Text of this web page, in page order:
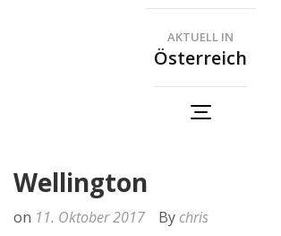
AKTUELL IN
Österreich
Wellington
on 11. Oktober 2017 By chris